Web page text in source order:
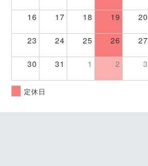
16 17 18 19 20
23 24 25 26 27
30 31 1 2 3
定休日